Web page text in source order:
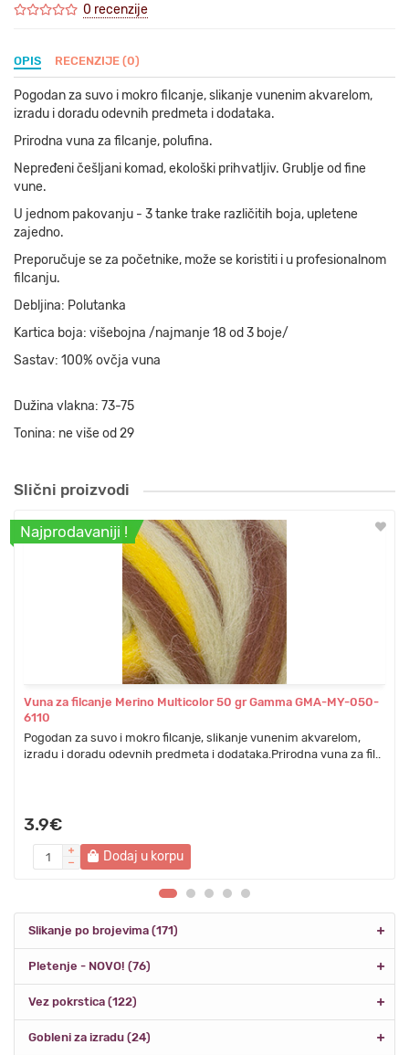
0 recenzije
OPIS RECENZIJE (0)
Pogodan za suvo i mokro filcanje, slikanje vunenim akvarelom,
izradu i doradu odevnih predmeta i dodataka.
Prirodna vuna za filcanje, polufina.
Nepređeni češljani komad, ekološki prihvatljiv. Grublje od fine
vune.
U jednom pakovanju - 3 tanke trake različitih boja, upletene
zajedno.
Preporučuje se za početnike, može se koristiti i u profesionalnom
filcanju.
Debljina: Polutanka
Kartica boja: višebojna /najmanje 18 od 3 boje/
Sastav: 100% ovčja vuna
Dužina vlakna: 73-75
Tonina: ne više od 29
Slični proizvodi
Najprodavaniji !
Vuna za filcanje Merino Multicolor 50 gr Gamma GMA-MY-050-
6110
Pogodan za suvo i mokro filcanje, slikanje vunenim akvarelom,
izradu i doradu odevnih predmeta i dodataka.Prirodna vuna za fil..
3.9€
Dodaj u korpu
Slikanje po brojevima (171)
Pletenje - NOVO! (76)
Vez pokrstica (122)
Gobleni za izradu (24)